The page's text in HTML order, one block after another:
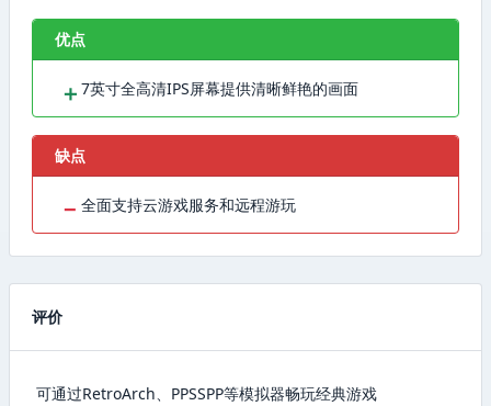
优点
＋ 7英寸全高清IPS屏幕提供清晰鲜艳的画面
缺点
− 全面支持云游戏服务和远程游玩
评价
可通过RetroArch、PPSSPP等模拟器畅玩经典游戏